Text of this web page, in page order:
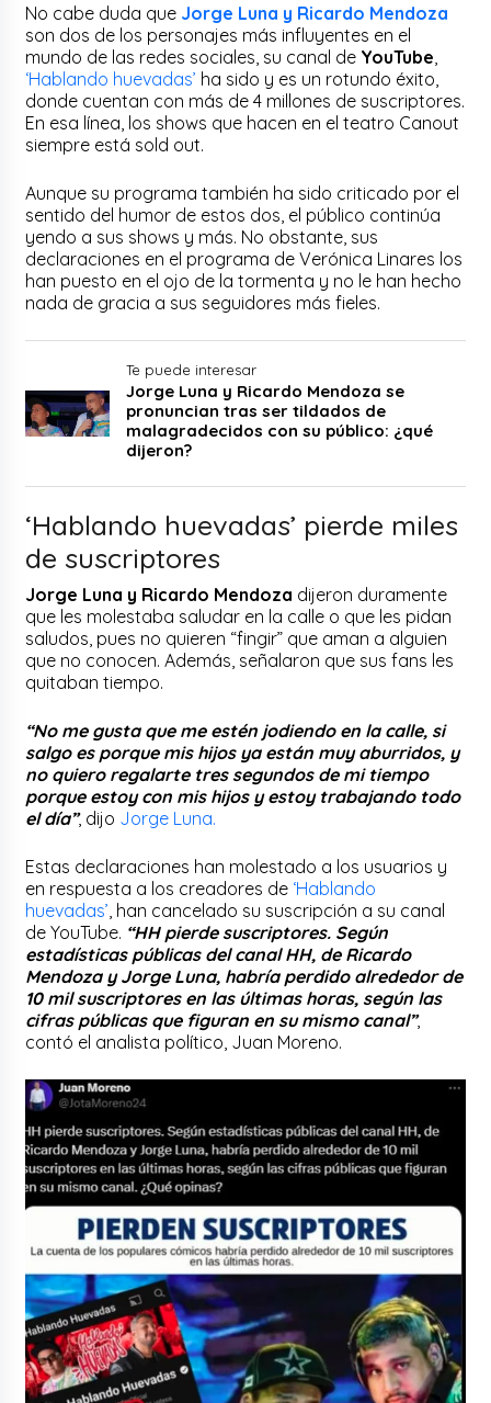
No cabe duda que Jorge Luna y Ricardo Mendoza
son dos de los personajes más influyentes en el
mundo de las redes sociales, su canal de YouTube
‘Hablando huevadas’ ha sido y es un rotundo éxito,
donde cuentan con más de 4 millones de suscriptores.
En esa línea, los shows que hacen en el teatro Canout
siempre está sold out.
Aunque su programa también ha sido criticado por el
sentido del humor de estos dos, el público continúa
yendo a sus shows y más. No obstante, sus
declaraciones en el programa de Verónica Linares los
han puesto en el ojo de la tormenta y no le han hecho
nada de gracia a sus seguidores más fieles.
Te puede interesar
Jorge Luna y Ricardo Mendoza se
pronuncian tras ser tildados de
malagradecidos con su público: ¿qué
dijeron?
‘Hablando huevadas’ pierde miles
de suscriptores
Jorge Luna y Ricardo Mendoza dijeron duramente
que les molestaba saludar en la calle o que les pidan
saludos, pues no quieren “fingir” que aman a alguien
que no conocen. Además, señalaron que sus fans les
quitaban tiempo.
“No me gusta que me estén jodiendo en la calle, si
salgo es porque mis hijos ya están muy aburridos, y
no quiero regalarte tres segundos de mi tiempo
porque estoy con mis hijos y estoy trabajando todo
el día”, dijo Jorge Luna.
Estas declaraciones han molestado a los usuarios y
en respuesta a los creadores de ‘Hablando
huevadas’ , han cancelado su suscripción a su canal
de YouTube. “HH pierde suscriptores. Según
estadísticas públicas del canal HH, de Ricardo
Mendoza y Jorge Luna, habría perdido alrededor de
10 mil suscriptores en las últimas horas, según las
cifras públicas que figuran en su mismo canal”,
contó el analista político, Juan Moreno.